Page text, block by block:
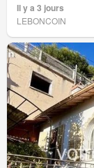
Il y a 3 jours
LEBONCOIN